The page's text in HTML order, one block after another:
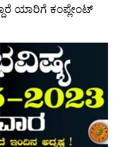
ಯಾರಿಗೆ ಕಂಪ್ಲೇಂಟ್